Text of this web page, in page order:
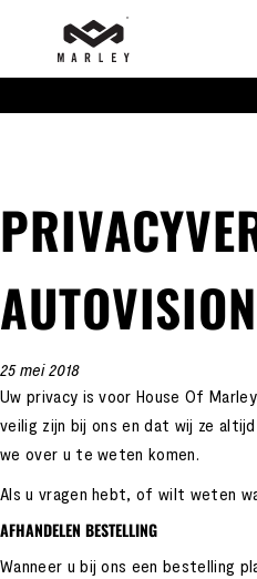
25 mei 2018
Uw privacy is voor House Of
veilig zijn bij ons en dat wij ze
we over u te weten komen.
Als u vragen hebt, of wilt weten
AFHANDELEN BESTELLING
Wanneer u bij ons een bestelling